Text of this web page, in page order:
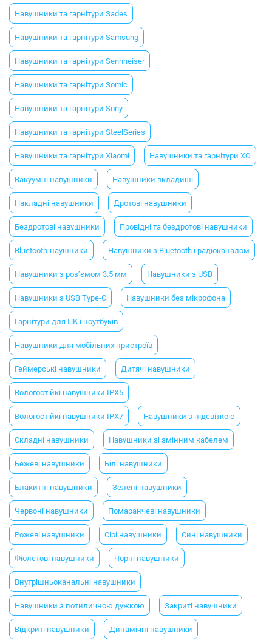
Навушники та гарнітури Sades
Навушники та гарнітури Samsung
Навушники та гарнітури Sennheiser
Навушники та гарнітури Somic
Навушники та гарнітури Sony
Навушники та гарнітури SteelSeries
Навушники та гарнітури Xiaomi Навушники та гарнітури XO
Вакуумні навушники Навушники вкладиші
Накладні навушники Дротові навушники
Бездротові навушники Провідні та бездротові навушники
Bluetooth-наушники Навушники з Bluetooth і радіоканалом
Навушники з роз’ємом 3.5 мм Навушники з USB
Навушники з USB Type-C Навушники без мікрофона
Гарнітури для ПК і ноутбуків
Навушники для мобільних пристроїв
Геймерські навушники Дитячі навушники
Вологостійкі навушники IPX5
Вологостійкі навушники IPX7 Навушники з підсвіткою
Складні навушники Навушники зі змінним кабелем
Бежеві навушники Білі навушники
Блакитні навушники Зелені навушники
Червоні навушники Помаранчеві навушники
Рожеві навушники Сірі навушники Сині навушники
Фіолетові навушники Чорні навушники
Внутрішньоканальні навушники
Навушники з потиличною дужкою Закриті навушники
Відкриті навушники Динамічні навушники